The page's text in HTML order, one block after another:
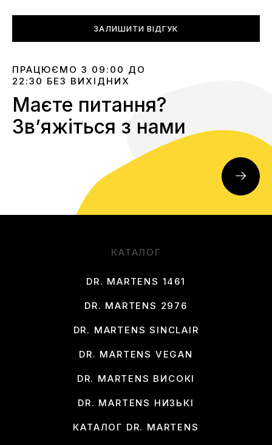
ЗАЛИШИТИ ВІДГУК
ПРАЦЮЄМО З 09:00 ДО
22:30 БЕЗ ВИХІДНИХ
Маєте питання?
Звʼяжіться з нами
КАТАЛОГ
DR. MARTENS 1461
DR. MARTENS 2976
DR. MARTENS SINCLAIR
DR. MARTENS VEGAN
DR. MARTENS ВИСОКІ
DR. MARTENS НИЗЬКІ
КАТАЛОГ DR. MARTENS